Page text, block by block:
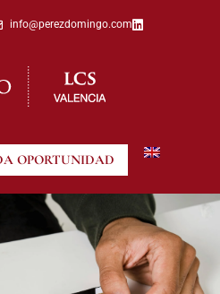
info@perezdomingo.com
OPORTUNIDAD